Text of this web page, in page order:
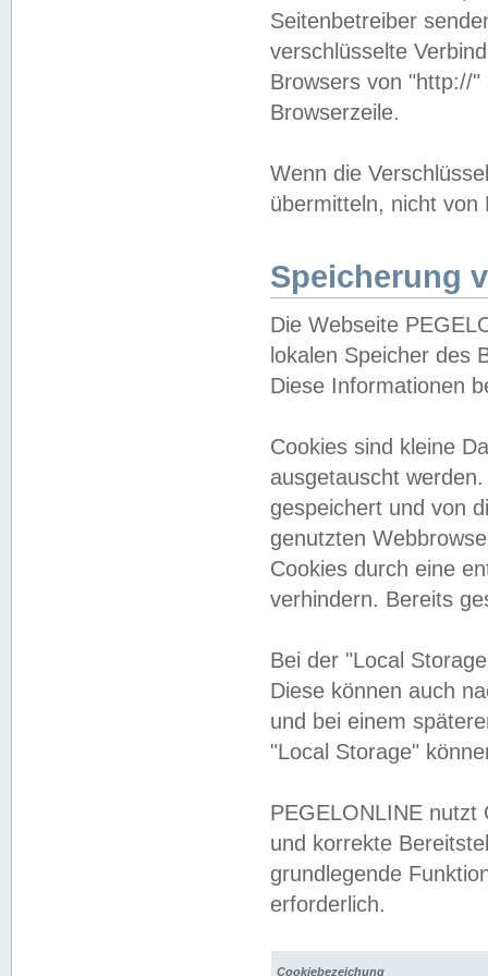
Seitenbetreiber
verschlüsselte
Browsers von "http://
Browserzeile.
Wenn die
übermitteln, nicht von
Speicherung
Die Webseite
lokalen Speicher des
Diese Informationen
Cookies sind kleine
ausgetauscht
gespeichert und von
genutzten
Cookies durch eine
verhindern. Bereits
Bei der "Local
Diese können auch
und bei einem
"Local Storage"
PEGELONLINE nutzt
und korrekte
grundlegende
erforderlich.
Cookiebezeichung